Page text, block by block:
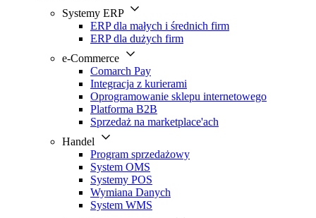
Systemy ERP
ERP dla małych i średnich firm
ERP dla dużych firm
e-Commerce
Comarch Pay
Integracja z kurierami
Oprogramowanie sklepu internetowego
Platforma B2B
Sprzedaż na marketplace'ach
Handel
Program sprzedażowy
System OMS
Systemy POS
Wymiana Danych
System WMS